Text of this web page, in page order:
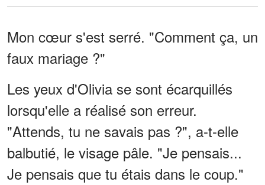
Mon cœur s'est serré. "Comment ça, un
faux mariage ?"
Les yeux d'Olivia se sont écarquillés
lorsqu'elle a réalisé son erreur.
"Attends, tu ne savais pas ?", a-t-elle
balbutié, le visage pâle. "Je pensais...
Je pensais que tu étais dans le coup."